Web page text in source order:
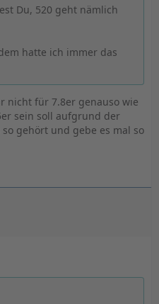
Du, 520 geht nämlich
hatte ich immer das
nicht für 7.8er genauso wie
sein soll aufgrund der
gehört und gebe es mal so